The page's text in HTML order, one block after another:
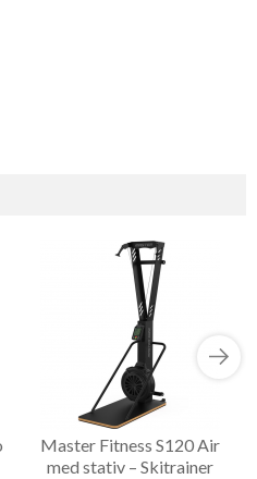
Master Fitness S120 Air
med stativ – Skitrainer